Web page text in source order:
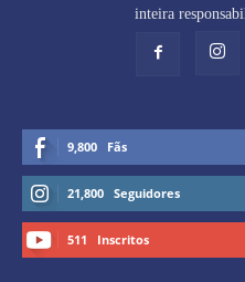
inteira
9,800 Fãs
21,800 Seguidores
511 Inscritos